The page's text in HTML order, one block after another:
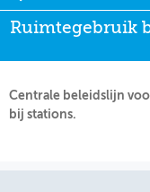
BIJEENKOMSTEN
KENNISBANK
ADRESSENBOEK
Ruimtegebruik
Soort:
Uitgever:
Centrale beleidslijn
bij stations.